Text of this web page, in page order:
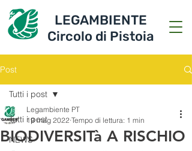
LEGAMBIENTE
Circolo di Pistoia
Post
Tutti i post
NEWS
Tutti i post
BIODIVERSITà A RISCHIO
Legambiente PT
19 mag 2022 Tempo di lettura: 1 min